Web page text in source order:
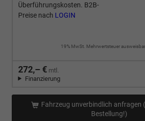
Überführungskosten. B2B-
Preise nach LOGIN
19% MwSt. Mehrwertsteuer
272,– € mtl.
Finanzierung
Fahrzeug unverbindlich anfragen
Bestellung!)